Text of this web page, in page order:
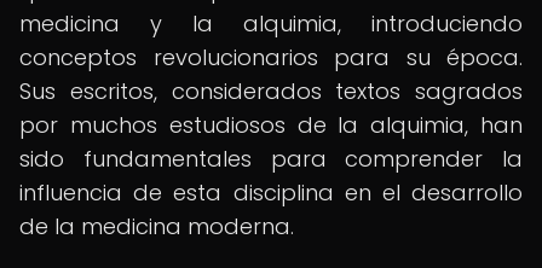
medicina y la alquimia, introduciendo
conceptos revolucionarios para su época.
Sus escritos, considerados textos sagrados
por muchos estudiosos de la alquimia, han
sido fundamentales para comprender la
influencia de esta disciplina en el desarrollo
de la medicina moderna.